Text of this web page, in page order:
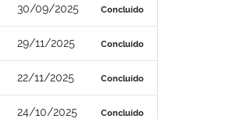
30/09/2025 Concluído
29/11/2025 Concluído
22/11/2025 Concluído
24/10/2025 Concluído